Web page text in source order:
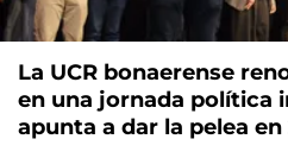
La UCR bonaerense
en una jornada política
apunta a dar la pelea en